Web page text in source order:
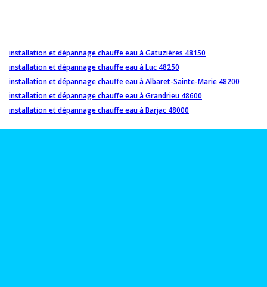
installation et dépannage chauffe eau à Gatuzières 48150
installation et dépannage chauffe eau à Luc 48250
installation et dépannage chauffe eau à Albaret-Sainte-Marie 48200
installation et dépannage chauffe eau à Grandrieu 48600
installation et dépannage chauffe eau à Barjac 48000